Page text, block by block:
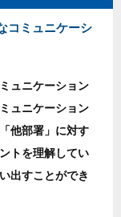
コミュニケーシ
ュニケーション
ュニケーション
他部署」に対す
トを理解してい
出すことができ